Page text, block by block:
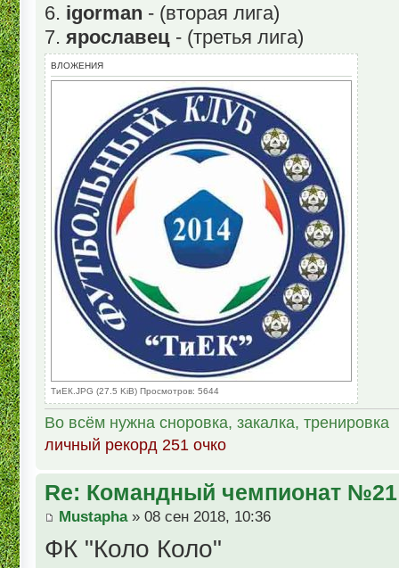
6. igorman - (вторая лига)
7. ярославец - (третья лига)
ВЛОЖЕНИЯ
ТиЕК.JPG (27.5 KiB) Просмотров: 5644
Во всём нужна сноровка, закалка, тренировка
личный рекорд 251 очко
Re: Командный чемпионат №21
Mustapha» 08 сен 2018, 10:36
ФК "Коло Коло"